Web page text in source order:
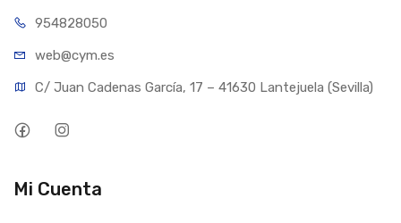
954828050
web@cym.es
C/ Juan Cadenas García, 17 – 41630 Lantejuela (Sevilla)
Mi Cuenta